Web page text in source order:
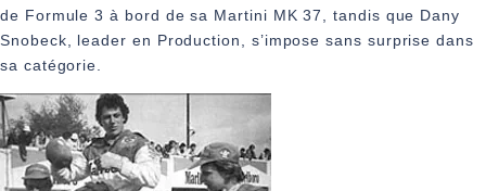
de Formule 3 à bord de sa Martini MK 37, tandis que Dany
Snobeck, leader en Production, s’impose sans surprise dans
sa catégorie.